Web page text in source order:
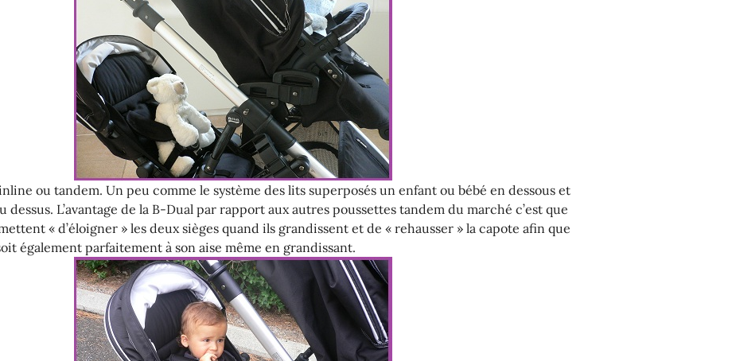
ou tandem. Un peu comme le système des lits superposés un enfant ou bébé en dessous et
dessus. L’avantage de la B-Dual par rapport aux autres poussettes tandem du marché c’est que
« d’éloigner » les deux sièges quand ils grandissent et de « rehausser » la capote afin que
également parfaitement à son aise même en grandissant.